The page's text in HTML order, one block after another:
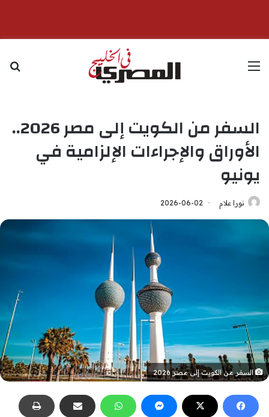
القائمة
السفر من الكويت إلى مصر 2026..
الأوراق والإجراءات الإلزامية في
يونيو
نورا علام 2026-06-02
السفر من الكويت إلى مصر 2026